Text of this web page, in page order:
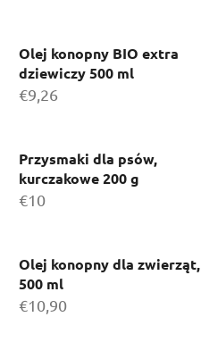
Olej konopny BIO extra
dziewiczy 500 ml
€9,26
Przysmaki dla psów,
kurczakowe 200 g
€10
Olej konopny dla zwierząt,
500 ml
€10,90